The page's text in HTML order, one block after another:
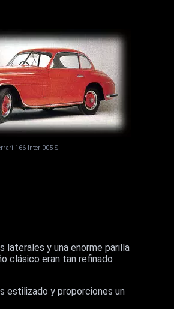
166 Inter 005 S
laterales y una enorme parilla
clásico eran tan refinado
estilizado y proporciones un